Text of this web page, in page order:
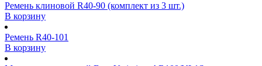
Ремень клиновой R40-90 (комплект из 3 шт.)
В корзину
Ремень R40-101
В корзину